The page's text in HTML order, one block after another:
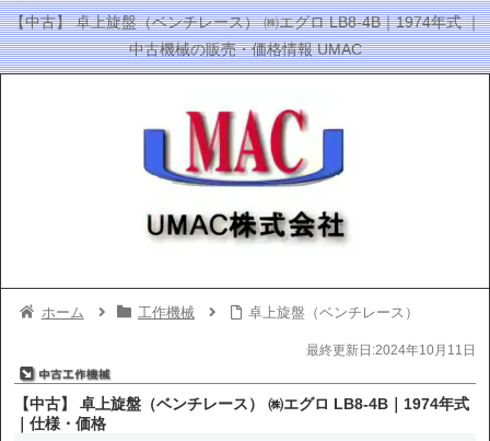
【中古】 卓上旋盤（ベンチレース） ㈱エグロ LB8-4B｜1974年式 ｜
中古機械の販売・価格情報 UMAC
ホーム 工作機械 卓上旋盤（ベンチレース）
最終更新日:2024年10月11日
【中古】 卓上旋盤（ベンチレース） ㈱エグロ LB8-4B｜1974年式
｜仕様・価格